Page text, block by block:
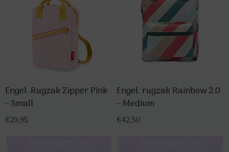
Engel. Rugzak Zipper Pink
– Small
€29,95
Engel. rugzak Rainbow 2.0
– Medium
€42,50